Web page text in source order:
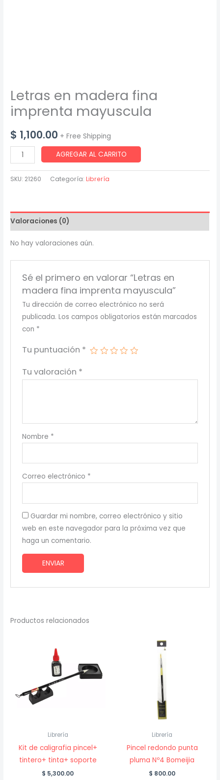
Letras en madera fina
imprenta mayuscula
$ 1,100.00 + Free Shipping
Letras
en
madera
mayuscula
cantidad
AGREGAR AL CARRITO
SKU: 21260 Categoría:Librería
Valoraciones (0)
No hay valoraciones aún.
Sé el primero en valorar “Letras en
madera fina imprenta mayuscula”
Tu dirección de correo electrónico no será
publicada. Los campos obligatorios están marcados
con *
Tu puntuación *
Tu valoración *
Nombre *
Correo electrónico *
Guardar mi nombre, correo electrónico y sitio
web en este navegador para la próxima vez que
haga un comentario.
Productos relacionados
Librería
Kit de caligrafia pincel+
tintero+ tinta+ soporte
$ 5,300.00
Librería
Pincel redondo punta
pluma Nº4 Bomeijia
$ 800.00